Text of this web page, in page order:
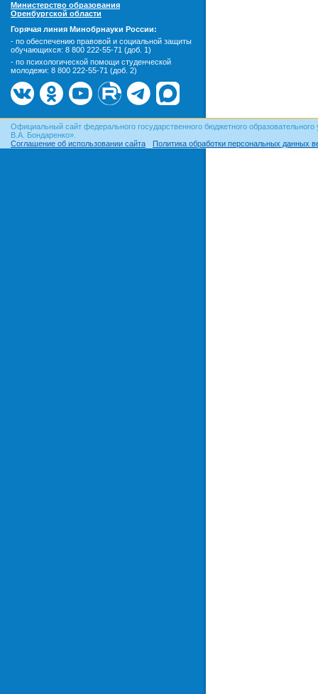
Министерство образования
Оренбургской области
Горячая линия Минобрнауки России:
- по обеспечению правовой и социальной защиты
обучающихся: 8 800 222-55-71 (доб. 1)
- по психологической помощи студенческой
молодежи: 8 800 222-55-71 (доб. 2)
Официальный сайт федерального государственного бюджетного
В.А. Бондаренко».
Соглашение об использовании сайта
Политика обработки персональных данных